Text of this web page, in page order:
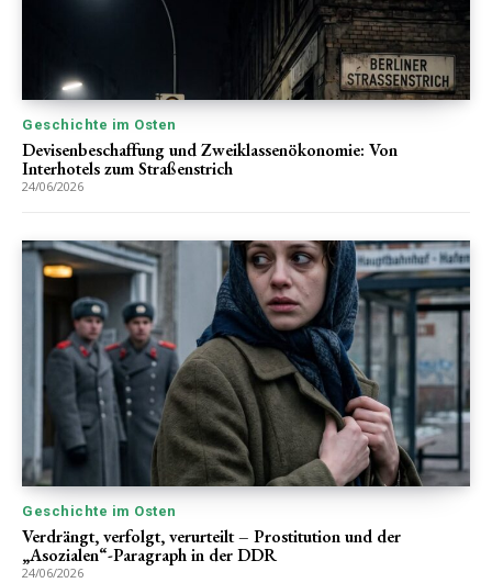
Geschichte im Osten
Devisenbeschaffung und Zweiklassenökonomie: Von
Interhotels zum Straßenstrich
24/06/2026
Geschichte im Osten
Verdrängt, verfolgt, verurteilt – Prostitution und der
„Asozialen“-Paragraph in der DDR
24/06/2026